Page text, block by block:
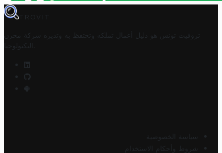
TROVIT
تروفيت تونس هو دليل أعمال تملكه وتحتفظ به وتديره
شركة مخزن
التكنولوجيا
سياسة الخصوصية
شروط وأحكام الاستخدام